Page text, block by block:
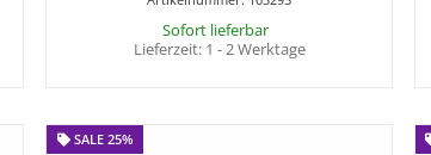
Sofort lieferbar
Lieferzeit: 1 - 2 Werktage
SALE 25%
SALE 25%